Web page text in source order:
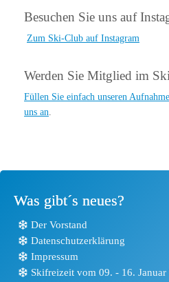
Besuchen Sie uns auf
Zum Ski-Club auf Instagram
Werden Sie Mitglied im
Füllen Sie einfach unseren
uns an.
Was gibt´s neues?
Der Vorstand
Datenschutzerklärung
Impressum
Skifreizeit vom 09. - 16.